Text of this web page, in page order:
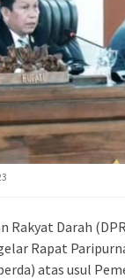
Rakyat Darah
Rapat
atas usul